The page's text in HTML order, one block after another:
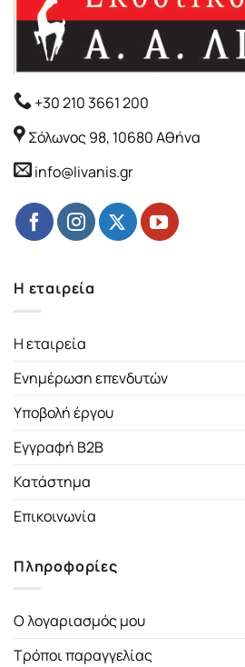
+30 210 3661 200
Σόλωνος 98, 10680 Αθήνα
info@livanis.gr
Η εταιρεία
Η εταιρεία
Ενημέρωση επενδυτών
Υποβολή έργου
Εγγραφή B2B
Κατάστημα
Επικοινωνία
Πληροφορίες
Ο λογαριασμός μου
Τρόποι παραγγελίας